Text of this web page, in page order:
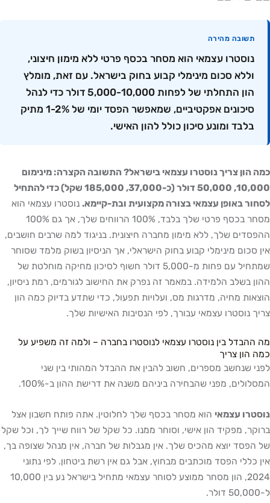
מהירה
עצמאי הוא מסחר בכסף פרטי ללא מימון חיצוני,
סכום מינימלי קבוע בחוק בישראל. עם זאת, מומלץ
הון התחלתי של לפחות 5,000-10,000 דולר כדי לנהל
סיכונים אפקטיביים, שמאפשר הפסד יומי של 1-2% מתיק
ומונע סיכון כולל להון האישי.
צריך נוסטרו עצמאי בישראל? התשובה הקצרה: מינימום
10,000, 50,000 דולר (כ-37,000, 185,000 שקל) כדי להתחיל
באופן עצמאי בצורה מקצועית ובת-קיימא.נוסטרו עצמאי הוא
מסחר בכסף פרטי שלך בלבד, 100% הרווחים שלך, אך גם 100%
שלך, ללא מימון מחברה חיצונית. בניגוד למה שרבים חושבים,
מינימלי קבוע בחוק הישראלי, אך הניסיון בשוק מלמד שסוחר
שמתחיל עם פחות מ-5,000 דולר חשוף לסיכון מחיקה מוחלטת של
הלמידה. במאמר זה נפרק את החישוב לגורמים, רמת ניסיון,
מחיה, מדרגות מס, ועלויות תפעול, כדי שתדע בדיוק כמה הון
עצמאי עבורך, לפי הנסיבות האישיות שלך.
בין נוסטרו עצמאי לנוסטרו בחברה – ולמה זה משפיע על
צריך
מספרים, חשוב להבין את ההבדל המהותי בין שני
מפני שהבחירה ביניהם משנה את דרישת ההון ב-100%.
עצמאיהוא מסחר בכסף שלך לחלוטין. אתה פותח חשבון אצל
מפקיד הון אישי, וסוחר ממנו. כל שקל של רווח שייך לך, וכל שקל
יוצא מהכיס שלך. אין מגבלות של חברה, אין מנהל שצופה בך,
הפסד מוכתבים מבחוץ, אבל גם אין רשת ביטחון. לפי נתוני
2024, הון מסחר ממוצע לסוחר עצמאי מתחיל בישראל נע בין 10,000